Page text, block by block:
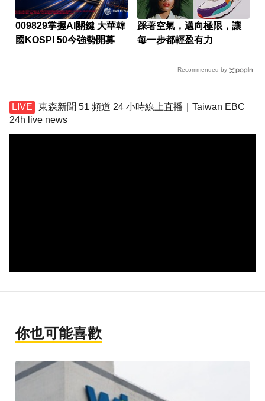
009829掌握AI關鍵 大華韓
國KOSPI 50今強勢開募
踩著空氣，邁向極限，讓
每一步都輕盈有力
Recommended by
東森新聞 51 頻道 24 小時線上直播｜Taiwan EBC
24h live news
你也可能喜歡